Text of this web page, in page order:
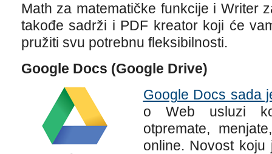
Math za matematičke funkcije i Writer
takođe sadrži i PDF kreator koji će
pružiti svu potrebnu fleksibilnosti.
Google Docs (Google Drive)
Google Docs sada
o Web usluzi
otpremate,
online. Novost